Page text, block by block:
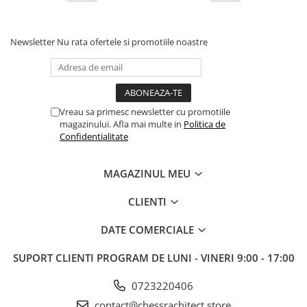
Newsletter Nu rata ofertele si promotiile noastre
Vreau sa primesc newsletter cu promotiile
magazinului. Afla mai multe in Politica de
Confidentialitate
MAGAZINUL MEU
CLIENTI
DATE COMERCIALE
SUPORT CLIENTI PROGRAM DE LUNI - VINERI 9:00 - 17:00
0723220406